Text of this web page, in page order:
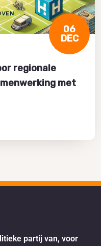
06
DEC
regionale
met
partij van, voor